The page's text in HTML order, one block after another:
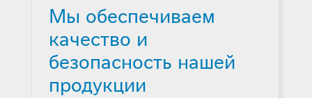
Мы обеспечиваем
качество и
безопасность нашей
продукции